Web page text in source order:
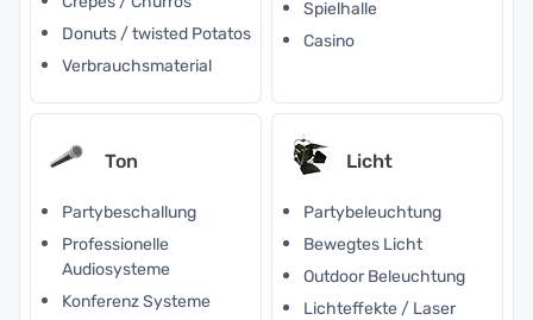
Donuts / twisted Potatos
Verbrauchsmaterial
Spielhalle
Casino
Ton
Partybeschallung
Professionelle
Audiosysteme
Konferenz Systeme
Licht
Partybeleuchtung
Bewegtes Licht
Outdoor Beleuchtung
Lichteffekte / Laser